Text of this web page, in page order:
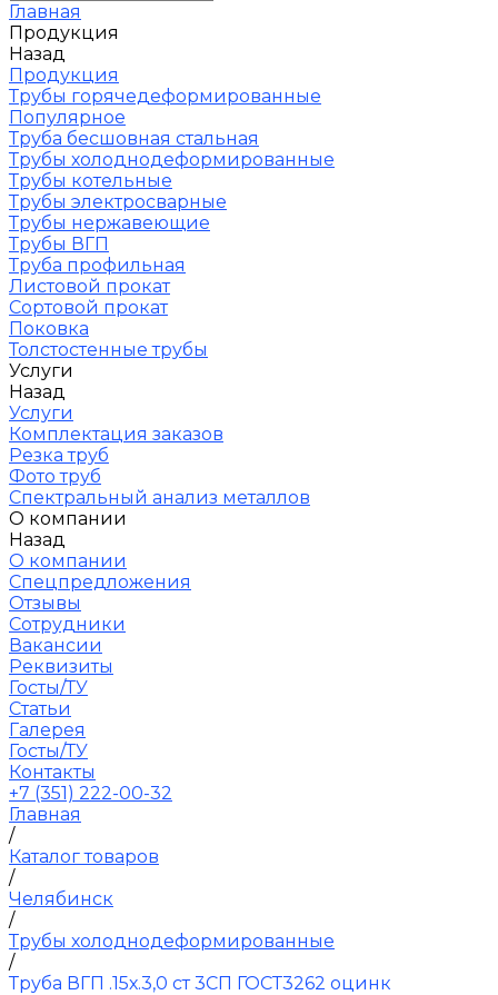
Главная
Продукция
Назад
Продукция
Трубы горячедеформированные
Популярное
Труба бесшовная стальная
Трубы холоднодеформированные
Трубы котельные
Трубы электросварные
Трубы нержавеющие
Трубы ВГП
Труба профильная
Листовой прокат
Сортовой прокат
Поковка
Толстостенные трубы
Услуги
Назад
Услуги
Комплектация заказов
Резка труб
Фото труб
Спектральный анализ металлов
О компании
Назад
О компании
Спецпредложения
Отзывы
Сотрудники
Вакансии
Реквизиты
Госты/ТУ
Статьи
Галерея
Госты/ТУ
Контакты
+7 (351) 222-00-32
Главная
/
Каталог товаров
/
Челябинск
/
Трубы холоднодеформированные
/
Труба ВГП .15х.3,0 ст 3СП ГОСТ3262 оцинк